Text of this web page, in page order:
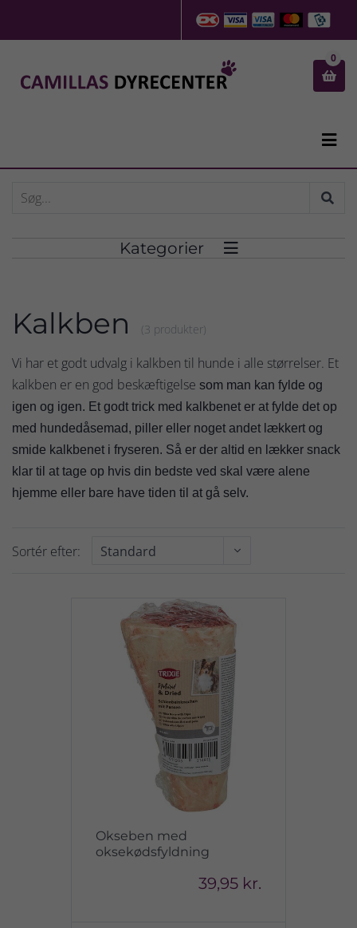

0

Kategorier 
Kalkben (3 produkter)
Vi har et godt udvalg i kalkben til hunde i alle størrelser. Et
kalkben er en god beskæftigelse som man kan fylde og
igen og igen. Et godt trick med kalkbenet er at fylde det op
med hundedåsemad, piller eller noget andet lækkert og
smide kalkbenet i fryseren. Så er der altid en lækker snack
klar til at tage op hvis din bedste ved skal være alene
hjemme eller bare have tiden til at gå selv.
Sortér efter:
Okseben med
oksekødsfyldning
39,95 kr.